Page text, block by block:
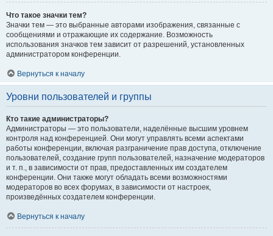
Что такое значки тем?
Значки тем — это выбранные авторами изображения, связанные с
сообщениями и отражающие их содержание. Возможность
использования значков тем зависит от разрешений, установленных
администратором конференции.
Вернуться к началу
Уровни пользователей и группы
Кто такие администраторы?
Администраторы — это пользователи, наделённые высшим уровнем
контроля над конференцией. Они могут управлять всеми аспектами
работы конференции, включая разграничение прав доступа, отключение
пользователей, создание групп пользователей, назначение модераторов
и т. п., в зависимости от прав, предоставленных им создателем
конференции. Они также могут обладать всеми возможностями
модераторов во всех форумах, в зависимости от настроек,
произведённых создателем конференции.
Вернуться к началу